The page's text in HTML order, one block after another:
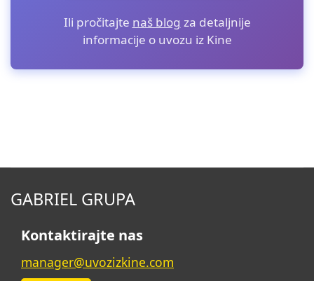
Ili pročitajte naš blog za detaljnije
informacije o uvozu iz Kine
GABRIEL GRUPA
Kontaktirajte nas
manager@uvozizkine.com